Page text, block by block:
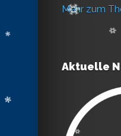
Mehr zum
Aktuelle